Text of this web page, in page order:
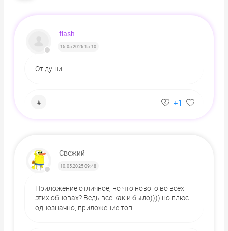
flash
15.05.2026 15:10
От души
# +1
Свежий
10.05.2025 09:48
Приложение отличное, но что нового во всех
этих обновах? Ведь все как и было)))) но плюс
однозначно, приложение топ